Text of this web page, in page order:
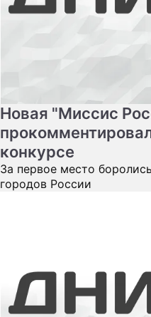
Новая "Миссис
конкурсе
За первое место
городов России